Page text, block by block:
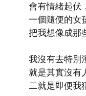
會有情緒起伏
一個隨便的女
把我想像成那
我沒有去特別
就是其實沒有
二就是即便我